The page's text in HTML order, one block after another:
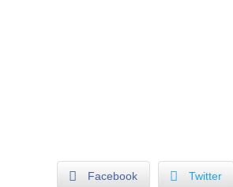
Facebook Twitter